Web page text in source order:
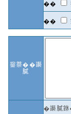
��
��
鋆萘��讛
膩
�讛膩